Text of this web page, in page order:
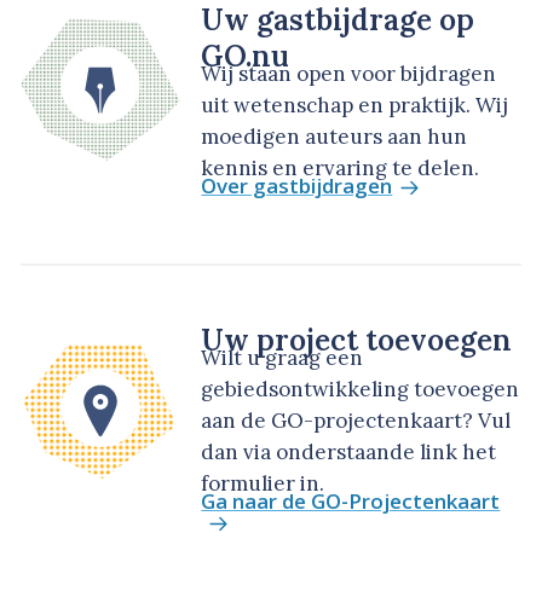
Uw gastbijdrage op
GO.nu
Wij staan open voor bijdragen
uit wetenschap en praktijk. Wij
moedigen auteurs aan hun
kennis en ervaring te delen.
Over gastbijdragen
Uw project toevoegen
Wilt u graag een
gebiedsontwikkeling toevoegen
aan de GO-projectenkaart? Vul
dan via onderstaande link het
formulier in.
Ga naar de GO-Projectenkaart